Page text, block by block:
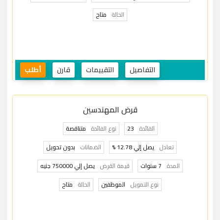
الحالة متاح
التفاصيل التقييمات قارن أطلب
قرض المهندسين
الفائدة 23 نوع الفائدة متناقصة
تعادل يصل إلي 12.78 % الضمانات بدون تحويل
المدة 7 سنوات قيمة القرض يصل إلي 750000 جنيه
نوع التمويل الموظفين الحالة متاح